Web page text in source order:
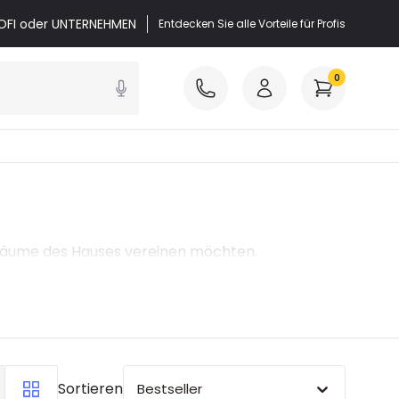
oder UNTERNEHMEN Entdecken Sie alle Vorteile für Profis
0
des Hauses vereinen möchten.
Sortieren Bestseller